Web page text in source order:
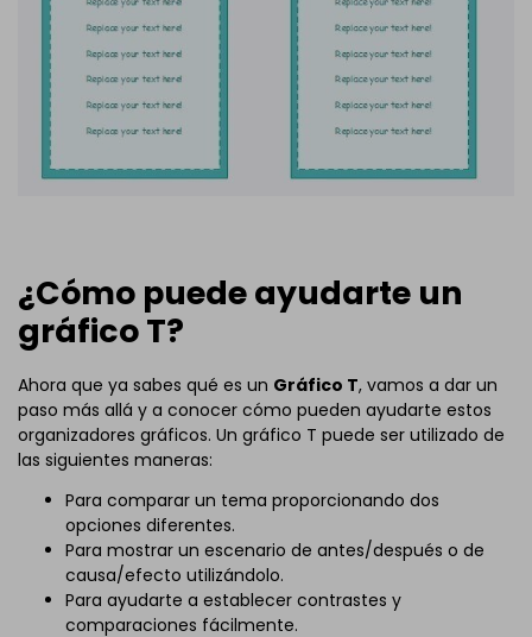
¿Cómo puede ayudarte un
gráfico T?
Ahora que ya sabes qué es un Gráfico T, vamos a dar un
paso más allá y a conocer cómo pueden ayudarte estos
organizadores gráficos. Un gráfico T puede ser utilizado de
las siguientes maneras:
Para comparar un tema proporcionando dos
opciones diferentes.
Para mostrar un escenario de antes/después o de
causa/efecto utilizándolo.
Para ayudarte a establecer contrastes y
comparaciones fácilmente.